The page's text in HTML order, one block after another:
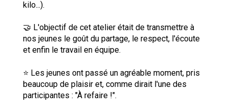
kilo...).
🤝 L'objectif de cet atelier était de transmettre à
nos jeunes le goût du partage, le respect, l'écoute
et enfin le travail en équipe.
⭐ Les jeunes ont passé un agréable moment, pris
beaucoup de plaisir et, comme dirait l'une des
participantes : "À refaire !".